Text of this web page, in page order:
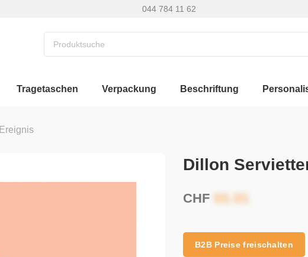
044 784 11 62
Tragetaschen Verpackung Beschriftung
Ereignis
Dillon
CHF
B2B Preise freischalten